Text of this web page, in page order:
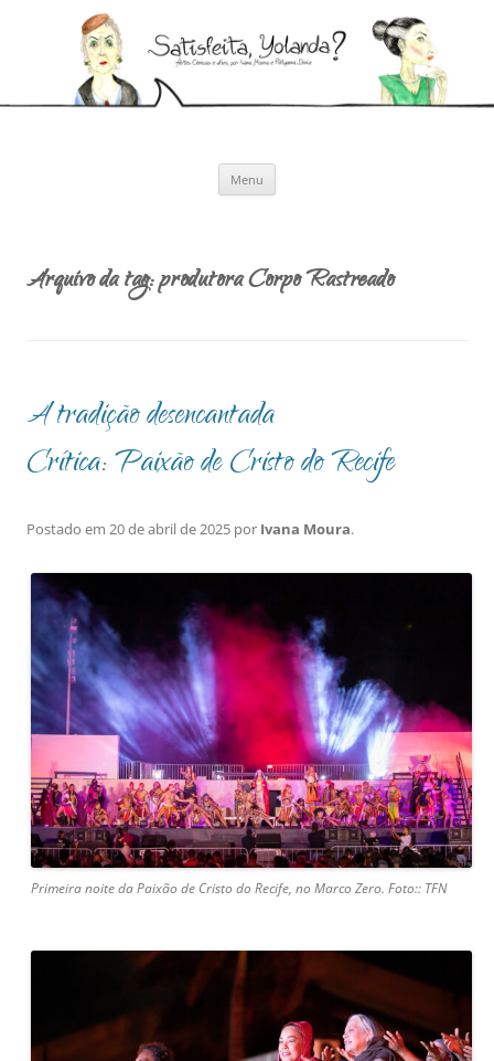
Menu
Arquivo da tag:produtora Corpo Rastreado
A tradição desencantada
Crítica: Paixão de Cristo do Recife
Postado em 20 de abril de 2025 por Ivana Moura.
Primeira noite da Paixão de Cristo do Recife, no Marco Zero. Foto:: TFN